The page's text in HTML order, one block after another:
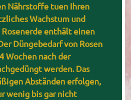
Nährstoffe tuen Ihren
Wachstum und
enthält einen
Düngebedarf von Rosen
Wochen nach der
werden. Das
Abständen erfolgen,
wenig bis gar nicht